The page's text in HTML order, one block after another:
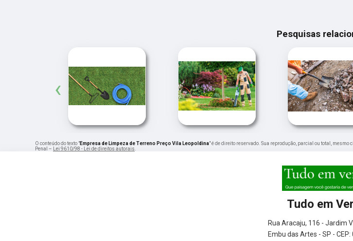
Pesquisas
‹
O conteúdo do texto "Empresa de Limpeza de Terreno Preço Vila Leopoldina" é de direito reservado. Sua reprodução, parcial ou total,
Penal – Lei 9610/98 - Lei de direitos autorais.
Tudo em
Rua Aracaju, 116 - Jardim
Embu das Artes - SP -